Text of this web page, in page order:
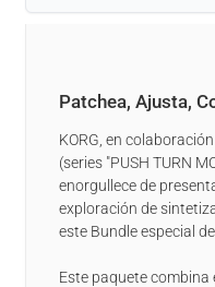
Patchea, Ajusta,
KORG, en
(series "PUSH TURN
enorgullece de
exploración de
este Bundle especial
Este paquete combina